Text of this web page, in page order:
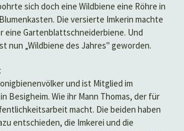
sich doch eine Wildbiene eine Röhre in
Die versierte Imkerin machte
eine Gartenblattschneiderbiene. Und
nun „Wildbiene des Jahres" geworden.
und ist Mitglied im
Besigheim. Wie ihr Mann Thomas, der für
macht. Die beiden haben
entschieden, die Imkerei und die